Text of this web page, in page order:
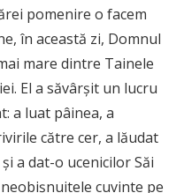
pomenire o facem
în această zi, Domnul
mare dintre Tainele
El a săvârşit un lucru
a luat pâinea, a
către cer, a lăudat
a dat-o ucenicilor Săi
cuvinte pe